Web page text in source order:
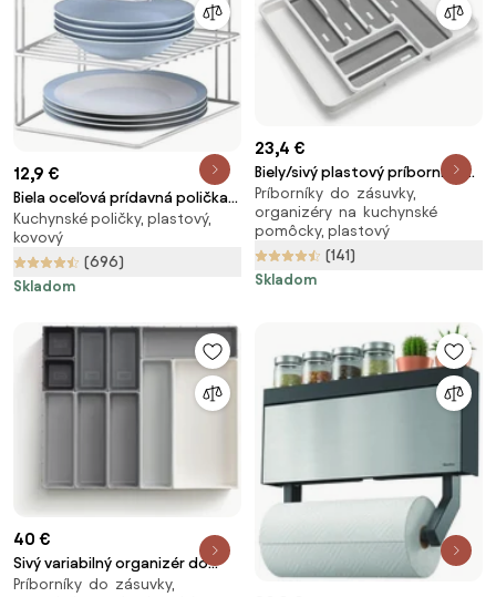
12,9 €
Biela oceľová prídavná polička
25x25 cm Silos – Metaltex
Kuchynské poličky, plastový,
kovový
(696)
Skladom
23,4 €
Biely/sivý plastový príborník do
zásuvky 58,5 x 41,5 cm – Addis
Príborníky do zásuvky,
organizéry na kuchynské
pomôcky, plastový
(141)
Skladom
40 €
Sivý variabilný organizér do
zásuvky Joseph Joseph Blox
Príborníky do zásuvky,